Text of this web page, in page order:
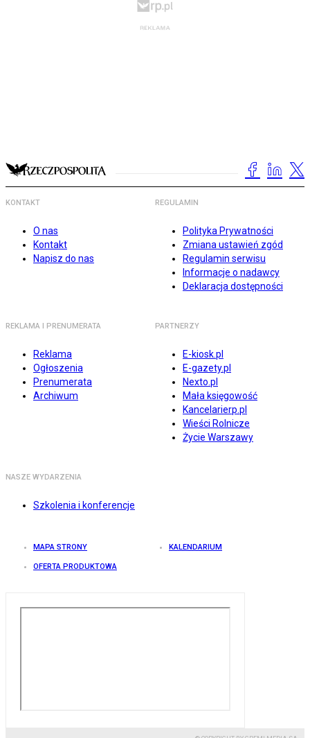
KONTAKT
O nas
Kontakt
Napisz do nas
REGULAMIN
Polityka Prywatności
Zmiana ustawień zgód
Regulamin serwisu
Informacje o nadawcy
Deklaracja dostępności
REKLAMA I PRENUMERATA
Reklama
Ogłoszenia
Prenumerata
Archiwum
PARTNERZY
E-kiosk.pl
E-gazety.pl
Nexto.pl
Mała księgowość
Kancelarierp.pl
Wieści Rolnicze
Życie Warszawy
NASZE WYDARZENIA
Szkolenia i konferencje
MAPA STRONY KALENDARIUM
OFERTA PRODUKTOWA